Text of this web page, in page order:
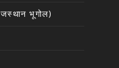
भूगोल)